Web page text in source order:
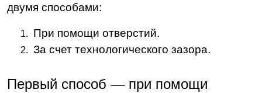
двумя способами:
При помощи отверстий.
За счет технологического зазора.
Первый способ — при помощи